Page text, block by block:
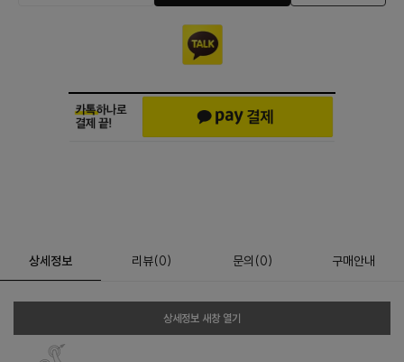
상세정보 리뷰(0) 문의 (0) 구매안내
상세정보 새창 열기